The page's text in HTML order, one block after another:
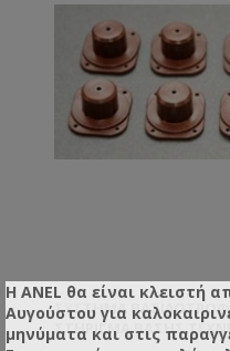
ΣΎΣΤΗΜΑ
ΣΤΉΡΙΓΜΑ ΒΆΣΗΣ
Η ANEL θα είναι κλειστή
Αυγούστου για
μηνύματα και στις